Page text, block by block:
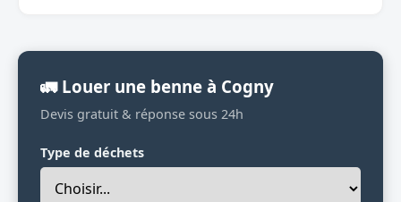
🚛 Louer une benne à Cogny
Devis gratuit & réponse sous 24h
Type de déchets